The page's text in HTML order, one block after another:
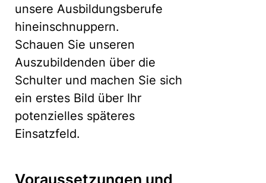
unsere Ausbildungsberufe
hineinschnuppern.
Schauen Sie unseren
Auszubildenden über die
Schulter und machen Sie sich
ein erstes Bild über Ihr
potenzielles späteres
Einsatzfeld.
Voraussetzungen und